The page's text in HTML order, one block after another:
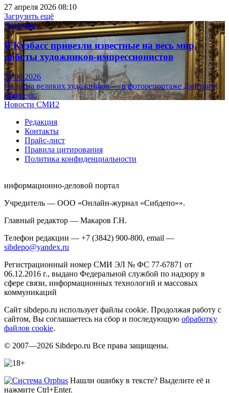
27 апреля 2026 08:10
Загрузить ещё
Культура
В Кузбасс привезли известные на весь мир
работы художников-импрессионистов
23.06.2026
Полотна великих художников — в фоторепортаже Дмитрия
Верфеля.
Новости СМИ2
Редакция
Контакты
Прайс-лист
Правила цитирования
Политика конфиденциальности
информационно-деловой портал
Учредитель — ООО «Онлайн-журнал «Сибдепо»».
Главный редактор — Макаров Г.Н.
Телефон редакции — +7 (3842) 900-800, email —
sibdepo@yandex.ru
Регистрационный номер СМИ ЭЛ № ФС 77-67871 от
06.12.2016 г., выдано Федеральной службой по надзору в
сфере связи, информационных технологий и массовых
коммуникаций
Сайт sibdepo.ru использует файлы cookie. Продолжая работу с
сайтом, Вы соглашаетесь на сбор и последующую обработку
файлов cookie.
© 2007—2026 Sibdepo.ru Все права защищены.
Нашли ошибку в тексте? Выделите её и
нажмите Ctrl+Enter.